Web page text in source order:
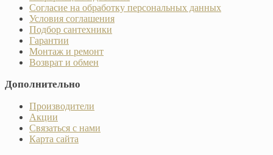
Согласие на обработку персональных данных
Условия соглашения
Подбор сантехники
Гарантии
Монтаж и ремонт
Возврат и обмен
Дополнительно
Производители
Акции
Связаться с нами
Карта сайта